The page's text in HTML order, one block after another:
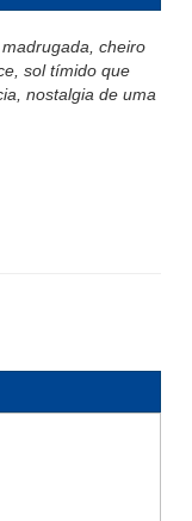
cheiro
sol tímido que
nostalgia de uma